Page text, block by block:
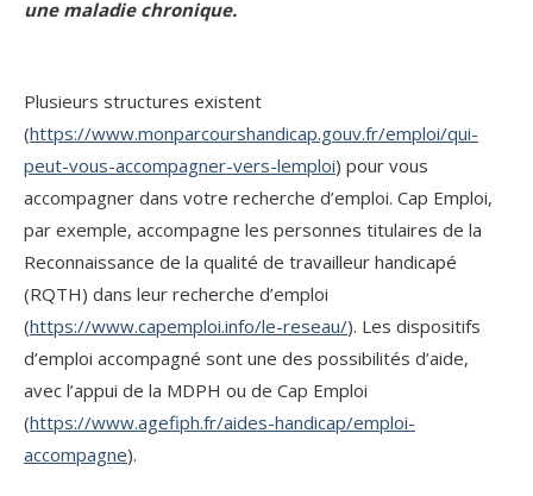
une maladie chronique.
Plusieurs structures existent
(https://www.monparcourshandicap.gouv.fr/emploi/qui-
peut-vous-accompagner-vers-lemploi) pour vous
accompagner dans votre recherche d’emploi. Cap Emploi,
par exemple, accompagne les personnes titulaires de la
Reconnaissance de la qualité de travailleur handicapé
(RQTH) dans leur recherche d’emploi
(https://www.capemploi.info/le-reseau/). Les dispositifs
d’emploi accompagné sont une des possibilités d’aide,
avec l’appui de la MDPH ou de Cap Emploi
(https://www.agefiph.fr/aides-handicap/emploi-
accompagne).